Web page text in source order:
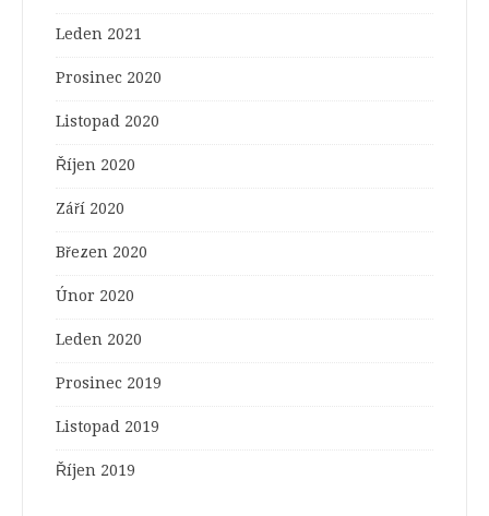
Leden 2021
Prosinec 2020
Listopad 2020
Říjen 2020
Září 2020
Březen 2020
Únor 2020
Leden 2020
Prosinec 2019
Listopad 2019
Říjen 2019